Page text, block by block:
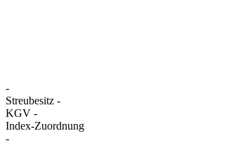
-
Streubesitz -
KGV -
Index-Zuordnung
-